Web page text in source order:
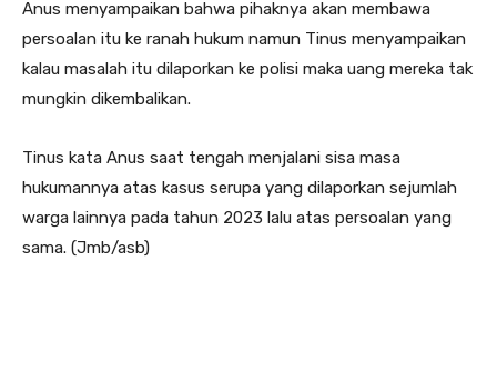
Anus menyampaikan bahwa pihaknya akan membawa
persoalan itu ke ranah hukum namun Tinus menyampaikan
kalau masalah itu dilaporkan ke polisi maka uang mereka tak
mungkin dikembalikan.
Tinus kata Anus saat tengah menjalani sisa masa
hukumannya atas kasus serupa yang dilaporkan sejumlah
warga lainnya pada tahun 2023 lalu atas persoalan yang
sama. (Jmb/asb)